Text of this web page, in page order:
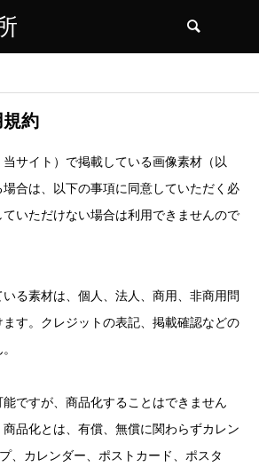
約
サイト）で掲載している画像素材（以
合は、以下の事項に同意していただく必
いただけない場合は利用できませんので
いる素材は、個人、法人、商用、非商用問
す。クレジットの表記、掲載確認などの
能ですが、商品化することはできません
商品化とは、有償、無償に関わらずカレン
、カレンダー、ポストカード、ポスタ